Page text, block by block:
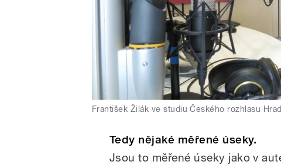
František Žilák ve studiu Českého rozhlasu
Tedy nějaké měřené úseky.
Jsou to měřené úseky jako v